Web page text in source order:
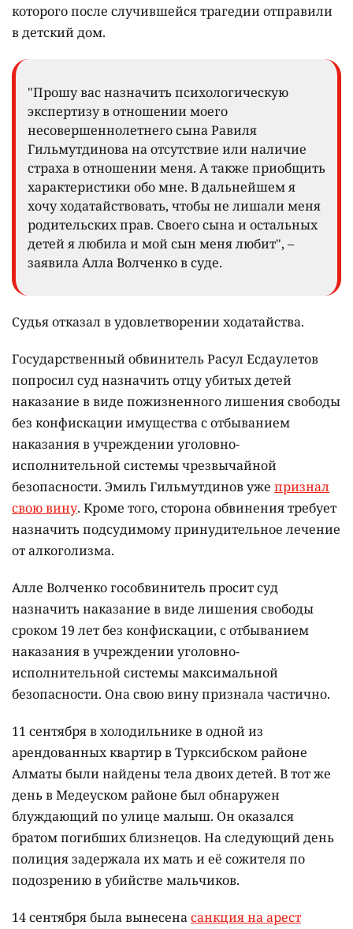
которого после случившейся трагедии отправили
в детский дом.
"Прошу вас назначить психологическую
экспертизу в отношении моего
несовершеннолетнего сына Равиля
Гильмутдинова на отсутствие или наличие
страха в отношении меня. А также приобщить
характеристики обо мне. В дальнейшем я
хочу ходатайствовать, чтобы не лишали меня
родительских прав. Своего сына и остальных
детей я любила и мой сын меня любит", –
заявила Алла Волченко в суде.
Судья отказал в удовлетворении ходатайства.
Государственный обвинитель Расул Есдаулетов
попросил суд назначить отцу убитых детей
наказание в виде пожизненного лишения свободы
без конфискации имущества с отбыванием
наказания в учреждении уголовно-
исполнительной системы чрезвычайной
безопасности. Эмиль Гильмутдинов уже признал
свою вину. Кроме того, сторона обвинения требует
назначить подсудимому принудительное лечение
от алкоголизма.
Алле Волченко гособвинитель просит суд
назначить наказание в виде лишения свободы
сроком 19 лет без конфискации, с отбыванием
наказания в учреждении уголовно-
исполнительной системы максимальной
безопасности. Она свою вину признала частично.
11 сентября в холодильнике в одной из
арендованных квартир в Турксибском районе
Алматы были найдены тела двоих детей. В тот же
день в Медеуском районе был обнаружен
блуждающий по улице малыш. Он оказался
братом погибших близнецов. На следующий день
полиция задержала их мать и её сожителя по
подозрению в убийстве мальчиков.
14 сентября была вынесенасанкция на арест